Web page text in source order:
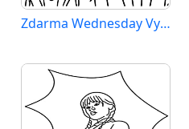
Zdarma Wednesday Vymalovatelné